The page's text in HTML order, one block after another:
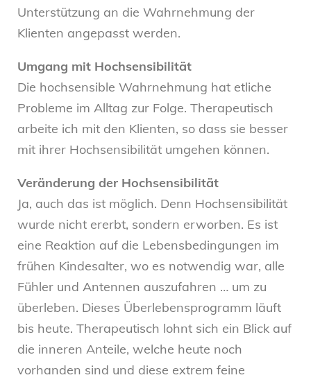
Unterstützung an die Wahrnehmung der
Klienten angepasst werden.
Umgang mit Hochsensibilität
Die hochsensible Wahrnehmung hat etliche
Probleme im Alltag zur Folge. Therapeutisch
arbeite ich mit den Klienten, so dass sie besser
mit ihrer Hochsensibilität umgehen können.
Veränderung der Hochsensibilität
Ja, auch das ist möglich. Denn Hochsensibilität
wurde nicht ererbt, sondern erworben. Es ist
eine Reaktion auf die Lebensbedingungen im
frühen Kindesalter, wo es notwendig war, alle
Fühler und Antennen auszufahren … um zu
überleben. Dieses Überlebensprogramm läuft
bis heute. Therapeutisch lohnt sich ein Blick auf
die inneren Anteile, welche heute noch
vorhanden sind und diese extrem feine